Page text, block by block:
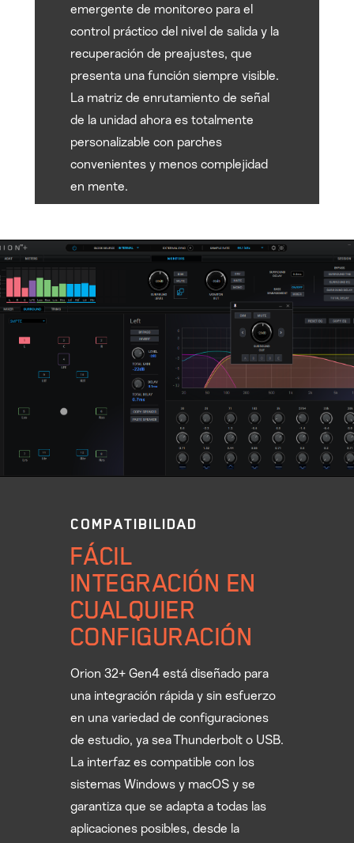
emergente de monitoreo para el
control práctico del nivel de salida y la
recuperación de preajustes, que
presenta una función siempre visible.
La matriz de enrutamiento de señal
de la unidad ahora es totalmente
personalizable con parches
convenientes y menos complejidad
en mente.
COMPATIBILIDAD
FÁCIL
INTEGRACIÓN EN
CUALQUIER
CONFIGURACIÓN
Orion 32+ Gen4 está diseñado para
una integración rápida y sin esfuerzo
en una variedad de configuraciones
de estudio, ya sea Thunderbolt o USB.
La interfaz es compatible con los
sistemas Windows y macOS y se
garantiza que se adapta a todas las
aplicaciones posibles, desde la